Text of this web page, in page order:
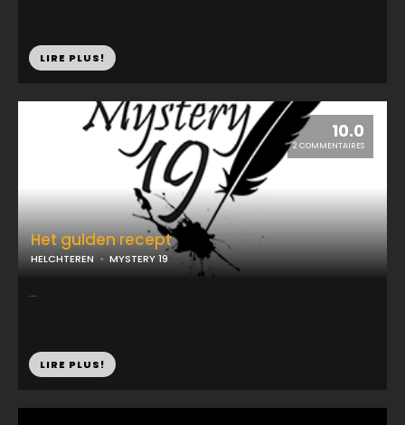
LIRE PLUS!
10.0
2 COMMENTAIRES
Het gulden recept
HELCHTEREN MYSTERY 19
...
LIRE PLUS!